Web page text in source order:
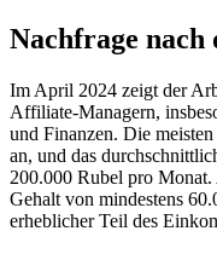
Nachfrage nach
Im April 2024 zeigt der
Affiliate-Managern,
und Finanzen. Die
an, und das
200.000 Rubel pro
Gehalt von mindestens
erheblicher Teil des